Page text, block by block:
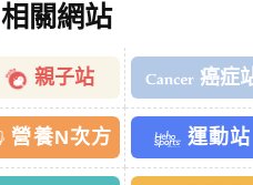
相關網站
親子站 癌症
營養N次方 運動站